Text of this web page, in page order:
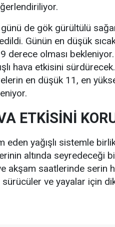
de gök gürültülü
Günün en düşük
derece olması
hava etkisini
en düşük 11, en
ETKİSİNİ
yağışlı sistemle
altında seyredeceği
akşam saatlerinde serin
ve yayalar için